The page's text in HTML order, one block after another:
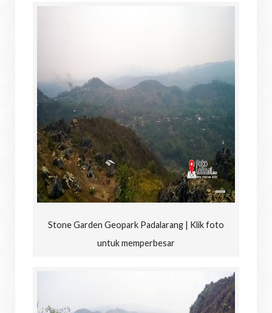
Stone Garden Geopark Padalarang | Klik foto
untuk memperbesar